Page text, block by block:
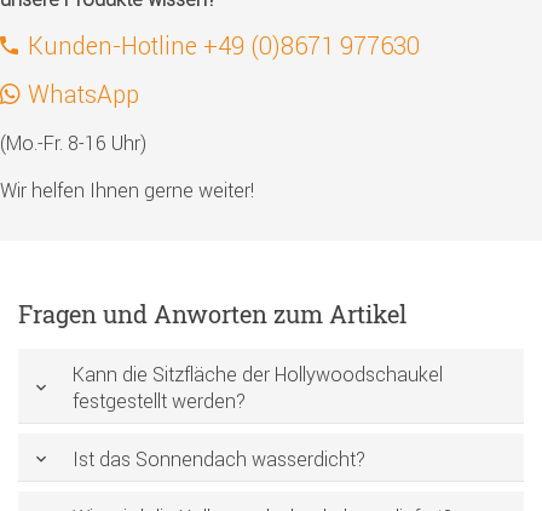
Kunden-Hotline +49 (0)8671 977630
WhatsApp
(Mo.-Fr. 8-16 Uhr)
Wir helfen Ihnen gerne weiter!
Fragen und Anworten zum Artikel
Kann die Sitzfläche der Hollywoodschaukel
festgestellt werden?
Ist das Sonnendach wasserdicht?